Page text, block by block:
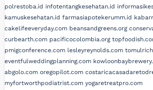
polrestoba.id infotentangkesehatan.id
kamuskesehatan.id farmasiapotekerumm.id
cakelifeeveryday.com beansandgreens.org
curbearth.com pacificocolombia.org
pmigconference.com lesleyreynolds.com
eventfulweddingplanning.com
abgolo.com oregopilot.com
myfortworthpodiatrist.com yogaretreatpro.com